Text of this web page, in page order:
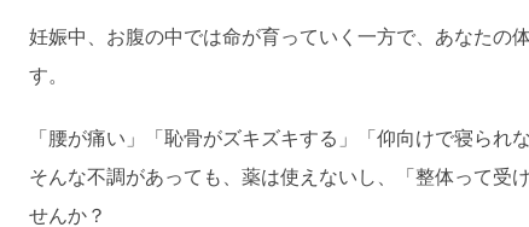
妊娠中、お腹の中では命が育っていく一方で、あなたの
す。
「腰が痛い」「恥骨がズキズキする」「仰向けで寝られ
そんな不調があっても、薬は使えないし、「整体って受
せんか？